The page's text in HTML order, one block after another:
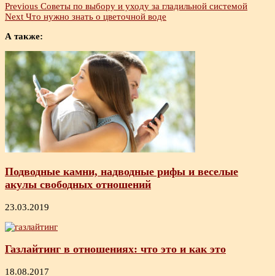
Previous Советы по выбору и уходу за гладильной системой
Next Что нужно знать о цветочной воде
А также:
Подводные камни, надводные рифы и веселые
акулы свободных отношений
23.03.2019
Газлайтинг в отношениях: что это и как это
18.08.2017